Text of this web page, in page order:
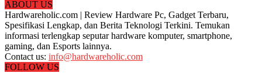
ABOUT US
Hardwareholic.com | Review Hardware Pc, Gadget Terbaru,
Spesifikasi Lengkap, dan Berita Teknologi Terkini. Temukan
informasi terlengkap seputar hardware komputer, smartphone,
gaming, dan Esports lainnya.
Contact us: info@hardwareholic.com
FOLLOW US